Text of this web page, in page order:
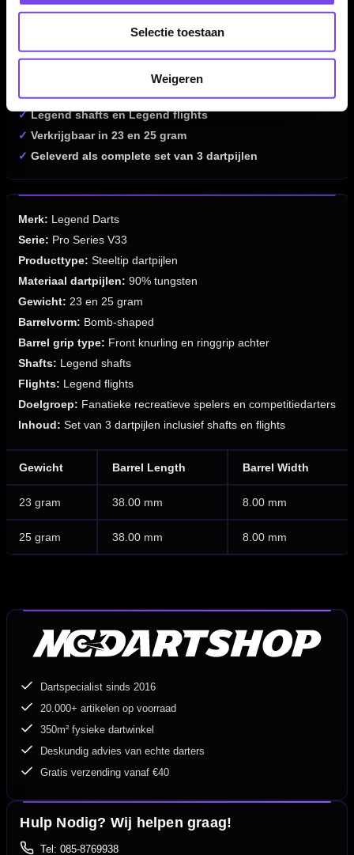
Selectie toestaan
Weigeren
✓ Gemaakt van 90% tungsten
Bomb-shaped barrel
✓ Knurling op de voorste helft van de barrel
Ringen richting de achterkant
✓ Compacte barrel van 38 mm lang en 8 mm breed
✓ Legend shafts en Legend flights
✓ Verkrijgbaar in 23 en 25 gram
✓ Geleverd als complete set van 3 dartpijlen
Merk: Legend Darts
Serie: Pro Series V33
Producttype: Steeltip dartpijlen
Materiaal dartpijlen: 90% tungsten
Gewicht: 23 en 25 gram
Barrelvorm: Bomb-shaped
Barrel grip type: Front knurling en ringgrip achter
Shafts: Legend shafts
Flights: Legend flights
Doelgroep: Fanatieke recreatieve spelers en competitiedarters
Inhoud: Set van 3 dartpijlen inclusief shafts en flights
Gewicht Barrel Length Barrel Width
23 gram 38.00 mm 8.00 mm
25 gram 38.00 mm 8.00 mm
Dartspecialist sinds 2016
20.000+ artikelen op voorraad
350m² fysieke dartwinkel
Deskundig advies van echte darters
Gratis verzending vanaf €40
Hulp Nodig? Wij helpen graag!
Tel: 085-8769938